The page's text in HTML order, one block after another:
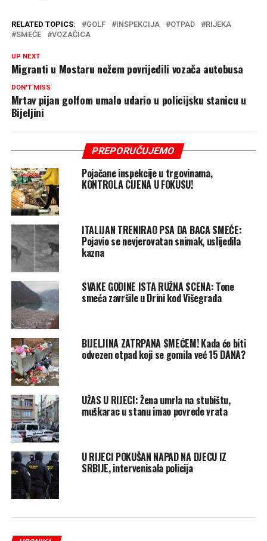
RELATED TOPICS: GOLF INSPEKCIJA OTPAD
RIJEKA
SMEĆE
VOZAČICA
UP NEXT
Migranti u Mostaru nožem povrijedili vozača autobusa
DON'T MISS
Mrtav pijan golfom umalo udario u policijsku stanicu u
Bijeljini
PREPORUČUJEMO
Pojačane inspekcije u trgovinama,
KONTROLA CIJENA U FOKUSU!
ITALIJAN TRENIRAO PSA DA BACA SMEĆE:
Pojavio se nevjerovatan snimak, uslijedila
kazna
SVAKE GODINE ISTA RUŽNA SCENA: Tone
smeća završile u Drini kod Višegrada
BIJELJINA ZATRPANA SMEĆEM! Kada će biti
odvezen otpad koji se gomila već 15 DANA?
UŽAS U RIJECI: Žena umrla na stubištu,
muškarac u stanu imao povrede vrata
U RIJECI POKUŠAN NAPAD NA DJECU IZ
SRBIJE, intervenisala policija